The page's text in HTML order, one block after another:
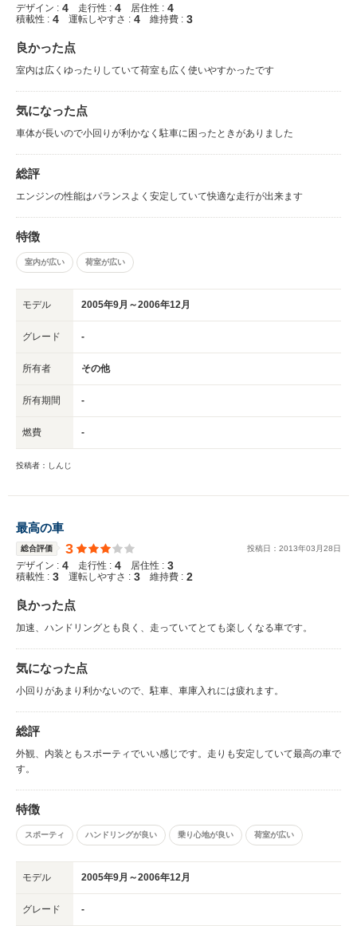
デザイン : 4 走行性 : 4 居住性 : 4
積載性 : 4 運転しやすさ : 4 維持費 : 3
良かった点
室内は広くゆったりしていて荷室も広く使いやすかったです
気になった点
車体が長いので小回りが利かなく駐車に困ったときがありました
総評
エンジンの性能はバランスよく安定していて快適な走行が出来ます
特徴
室内が広い 荷室が広い
モデル 2005年9月～2006年12月
グレード -
所有者 その他
所有期間 -
燃費 -
投稿者：しんじ
最高の車
総合評価 3 投稿日： 2013年03 月28日
デザイン : 4 走行性 : 4 居住性 : 3
積載性 : 3 運転しやすさ : 3 維持費 : 2
良かった点
加速、ハンドリングとも良く、走っていてとても楽しくなる車です。
気になった点
小回りがあまり利かないので、駐車、車庫入れには疲れます。
総評
外観、内装ともスポーティでいい感じです。走りも安定していて最高の車で
す。
特徴
スポーティ ハンドリングが良い 乗り心地が良い 荷室が広い
モデル 2005年9月～2006年12月
グレード -